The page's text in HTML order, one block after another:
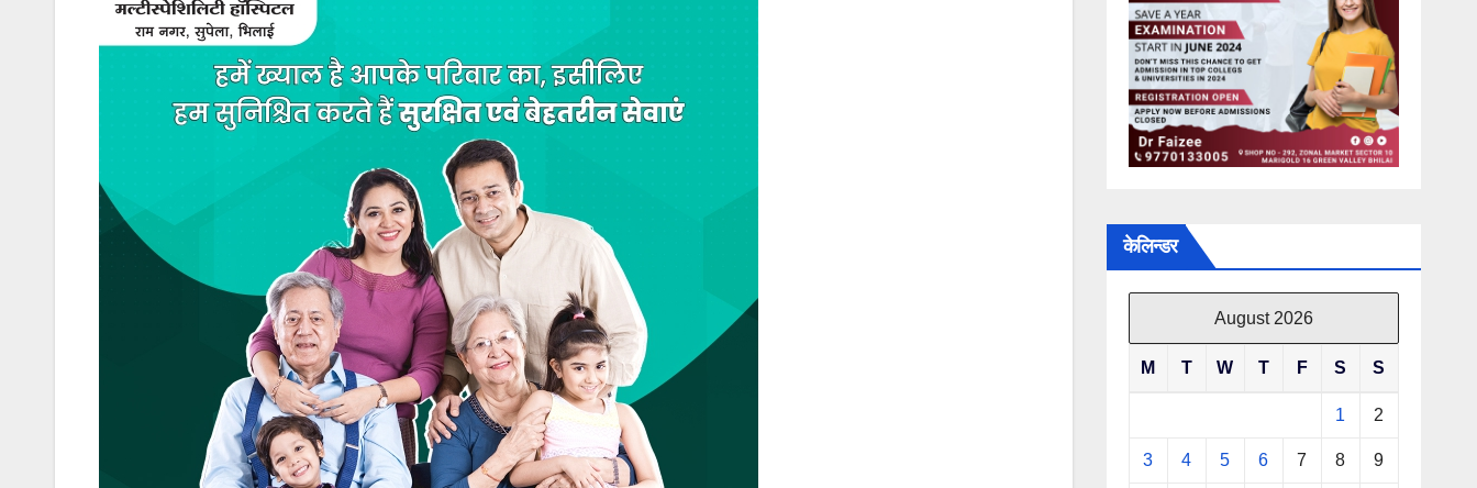
केलिन्डर
August 2026
M T W T F S S
1 2
3 4 5 6 7 8 9